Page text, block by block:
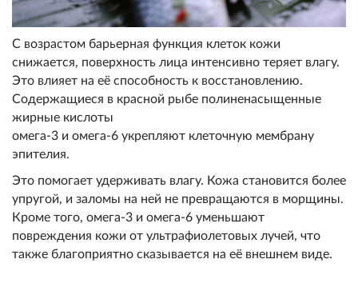
С возрастом барьерная функция клеток кожи
снижается, поверхность лица интенсивно теряет влагу.
Это влияет на её способность к восстановлению.
Содержащиеся в красной рыбе полиненасыщенные
жирные кислоты
омега-3 и омега-6 укрепляют клеточную мембрану
эпителия.
Это помогает удерживать влагу. Кожа становится более
упругой, и заломы на ней не превращаются в морщины.
Кроме того, омега-3 и омега-6 уменьшают
повреждения кожи от ультрафиолетовых лучей, что
также благоприятно сказывается на её внешнем виде.